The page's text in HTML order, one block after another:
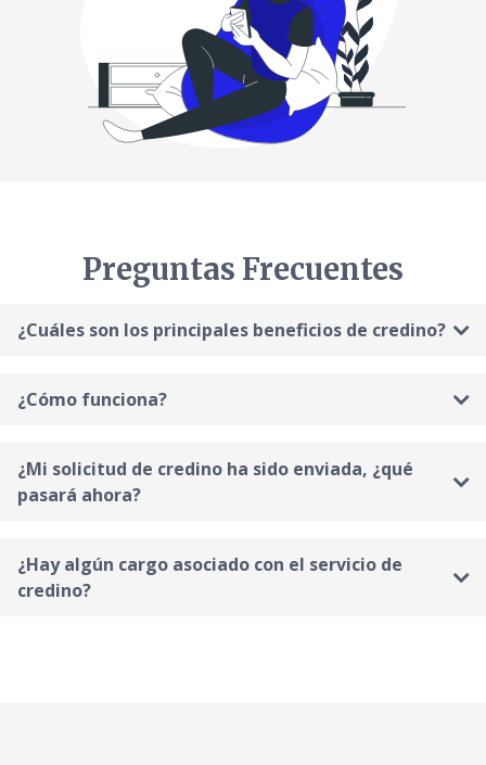
Preguntas Frecuentes
¿Cuáles son los principales beneficios de credino?
¿Cómo funciona?
¿Mi solicitud de credino ha sido enviada, ¿qué
pasará ahora?
¿Hay algún cargo asociado con el servicio de
credino?